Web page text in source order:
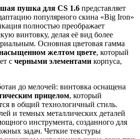
пушка для CS 1.6 представляет
популярного скина «Big Iron»
полностью преображает
винтовку, делая её вид более
Основная цветовая гамма
желтом цвете, который
с черными элементами корпуса,
до мелочей: винтовка оснащена
прицелом, который
в общий технологичный стиль.
и темных металлических деталей
инструмента, созданного для
задач. Четкие текстуры